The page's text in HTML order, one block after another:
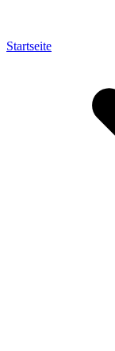
Startseite